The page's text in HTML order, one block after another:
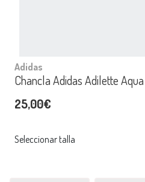
Adidas
Chancla Adidas Adilette
25,00€
Seleccionar talla